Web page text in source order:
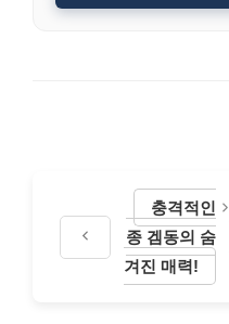
충격적인
종 겜동의 숨
겨진 매력!